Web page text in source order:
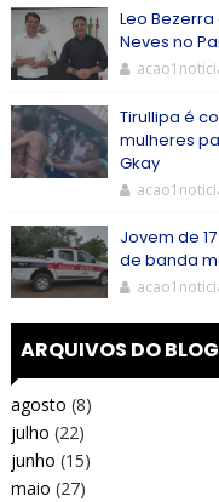
Leo
Neves no
Tirullipa é
mulheres
Gkay
Jovem de
de banda
ARQUIVOS DO BLOG
agosto (8)
julho (22)
junho (15)
maio (27)